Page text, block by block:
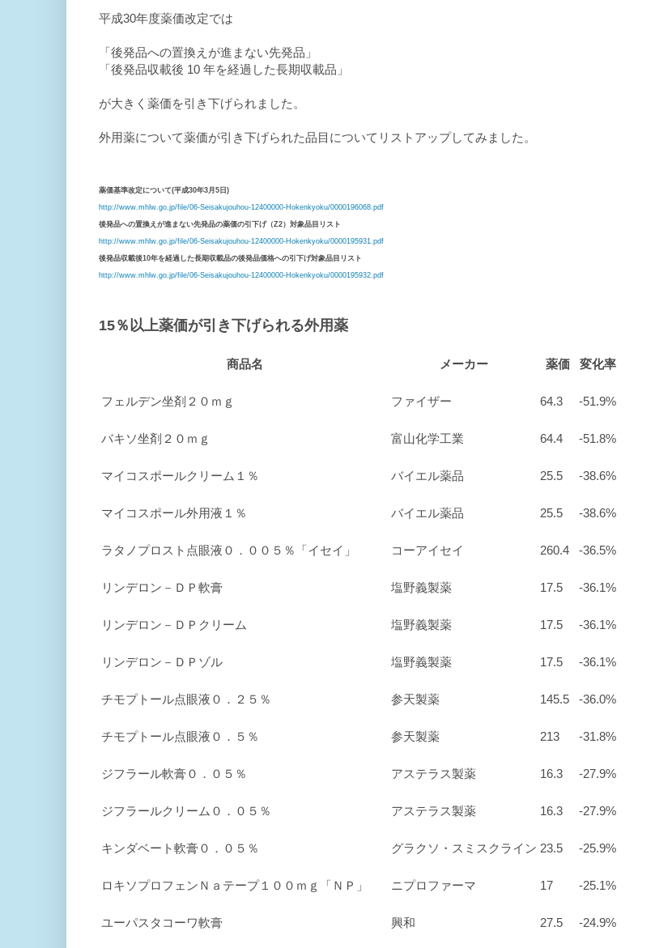
平成30年度薬価改定では
「後発品への置換えが進まない先発品」
「後発品収載後 10 年を経過した長期収載品」
が大きく薬価を引き下げられました。
外用薬について薬価が引き下げられた品目についてリストアップしてみました。
薬価基準改定について(平成30年3月5日)
http://www.mhlw.go.jp/file/06-Seisakujouhou-12400000-Hokenkyoku/0000196068.pdf
後発品への置換えが進まない先発品の薬価の引下げ（Z2）対象品目リスト
http://www.mhlw.go.jp/file/06-Seisakujouhou-12400000-Hokenkyoku/0000195931.pdf
後発品収載後10年を経過した長期収載品の後発品価格への引下げ対象品目リスト
http://www.mhlw.go.jp/file/06-Seisakujouhou-12400000-Hokenkyoku/0000195932.pdf
15％以上薬価が引き下げられる外用薬
商品名 メーカー 薬価 変化率
フェルデン坐剤２０ｍｇ ファイザー 64.3 -51.9%
バキソ坐剤２０ｍｇ 富山化学工業 64.4 -51.8%
マイコスポールクリーム１％ バイエル薬品 25.5 -38.6%
マイコスポール外用液１％ バイエル薬品 25.5 -38.6%
ラタノプロスト点眼液０．００５％「イセイ」 コーアイセイ 260.4 -36.5%
リンデロン－ＤＰ軟膏 塩野義製薬 17.5 -36.1%
リンデロン－ＤＰクリーム 塩野義製薬 17.5 -36.1%
リンデロン－ＤＰゾル 塩野義製薬 17.5 -36.1%
チモプトール点眼液０．２５％ 参天製薬 145.5 -36.0%
チモプトール点眼液０．５％ 参天製薬 213 -31.8%
ジフラール軟膏０．０５％ アステラス製薬 16.3 -27.9%
ジフラールクリーム０．０５％ アステラス製薬 16.3 -27.9%
キンダベート軟膏０．０５％ グラクソ・スミスクライン 23.5 -25.9%
ロキソプロフェンＮａテープ１００ｍｇ「ＮＰ」 ニプロファーマ 17 -25.1%
ユーパスタコーワ軟膏 興和 27.5 -24.9%